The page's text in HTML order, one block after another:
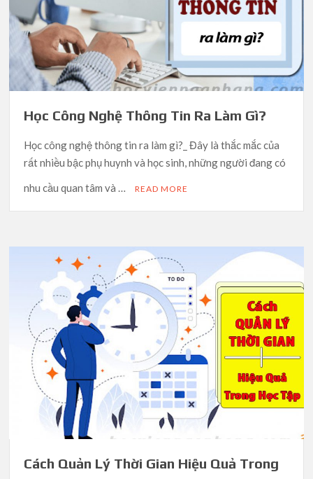
Học Công Nghệ Thông Tin Ra Làm Gì?
Học công nghệ thông tin ra làm gì?_ Đây là thắc mắc của
rất nhiều bậc phụ huynh và học sinh, những người đang có
nhu cầu quan tâm và …
READ MORE
Cách Quản Lý Thời Gian Hiệu Quả Trong